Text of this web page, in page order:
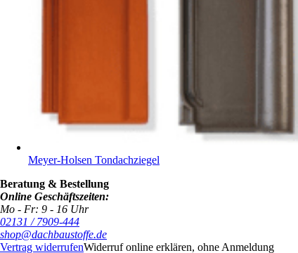
Meyer-Holsen Tondachziegel
Beratung & Bestellung
Online Geschäftszeiten:
Mo - Fr: 9 - 16 Uhr
02131 / 7909-444
shop@dachbaustoffe.de
Vertrag widerrufenWiderruf online erklären, ohne Anmeldung